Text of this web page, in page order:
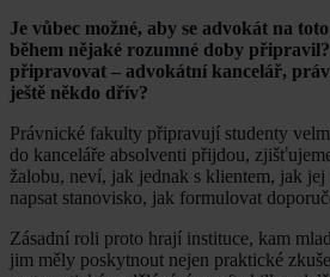
Je vůbec možné, aby se advokát na
během nějaké rozumné doby
připravovat – advokátní kancelář,
ještě někdo dřív?
Právnické fakulty připravují studenty
do kanceláře absolventi přijdou,
žalobu, neví, jak jednak s klientem, jak
napsat stanovisko, jak formulovat
Zásadní roli proto hrají instituce, kam
jim měly poskytnout nejen praktické